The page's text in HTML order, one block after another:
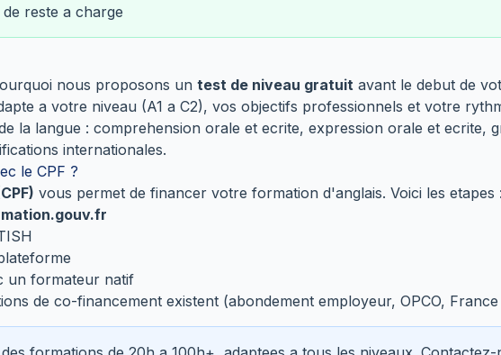
reste a charge
nous proposons un test de niveau gratuit avant le debut de
a votre niveau (A1 a C2), vos objectifs professionnels et votre
la langue : comprehension orale et ecrite, expression orale et ecrite,
internationales.
le CPF ?
vous permet de financer votre formation d'anglais. Voici les etapes :
un formateur natif
de co-financement existent (abondement employeur, OPCO,